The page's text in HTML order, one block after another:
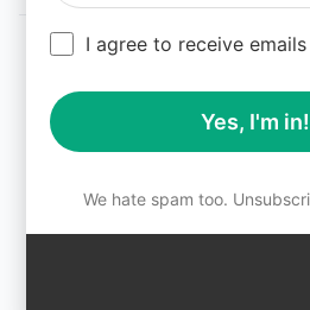
All logos, trademarks, and
property of their
AIPRM and other related brand
laws.
Unauthorized trademark use is
violation of federal and
I agree to receive emails
Yes, I'm in!
We hate spam too.